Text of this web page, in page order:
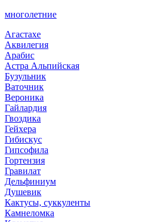
многолетние
Агастахе
Аквилегия
Арабис
Астра Альпийская
Бузульник
Ваточник
Вероника
Гайлардия
Гвоздика
Гейхера
Гибискус
Гипсофила
Гортензия
Гравилат
Дельфиниум
Душевик
Кактусы, суккуленты
Камнеломка